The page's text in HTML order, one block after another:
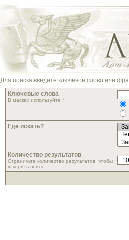
Для поиска введите ключевое слово или
Ключевые слова
В масках используйте *
Где искать?
Количество результатов
Ограничьте количество результатов, чтобы
ускорить поиск